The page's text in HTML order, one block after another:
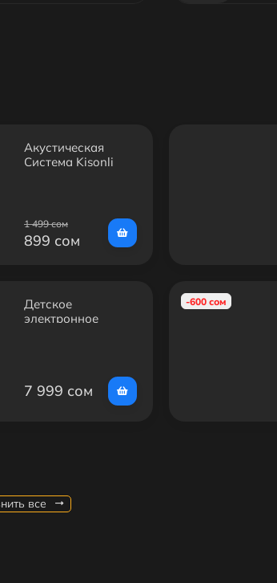
Акустическая
Система Kisonli
1 499 сом
899 сом
Детское
электронное
инструмент из
дерева, 37 клавиш,
7 999 сом
-600 сом
все